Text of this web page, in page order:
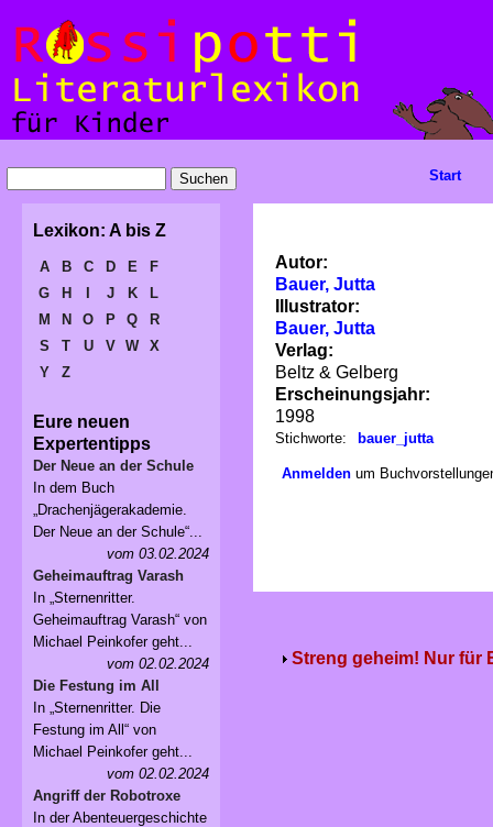
Autor:
Bauer, Jutta
Illustrator:
Bauer, Jutta
Verlag:
Beltz & Gelberg
Erscheinungsjahr:
1998
Stichworte: bauer_jutta
Anmelden um
Streng geheim! Nur für
Start
Lexikon: A bis Z
A B C D E
F
G
H J K
L
M
N O P Q
R
S
T U V W
X
Y
Z
Eure neuen
Expertentipps
Der Neue an der Schule
In dem Buch
„Drachenjägerakademie.
Der Neue an der Schule“...
vom 03.02.2024
Geheimauftrag Varash
In „Sternenritter.
Geheimauftrag Varash“ von
Michael Peinkofer geht...
vom 02.02.2024
Die Festung im All
In „Sternenritter. Die
Festung im All“ von
Michael Peinkofer geht...
vom 02.02.2024
Angriff der Robotroxe
In der Abenteuergeschichte